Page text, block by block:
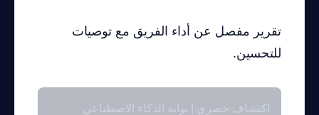
تقرير مفصل عن أداء الفريق مع توصيات
للتحسين.
اكتشاف حصري | بوابة الذكاء الاصطناعي